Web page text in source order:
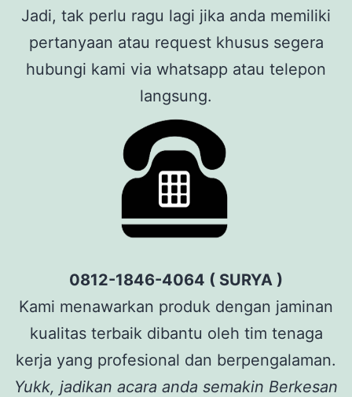
Jadi, tak perlu ragu lagi jika anda memiliki
pertanyaan atau request khusus segera
hubungi kami via whatsapp atau telepon
langsung.
0812-1846-4064 ( SURYA )
Kami menawarkan produk dengan jaminan
kualitas terbaik dibantu oleh tim tenaga
kerja yang profesional dan berpengalaman.
Yukk, jadikan acara anda semakin Berkesan